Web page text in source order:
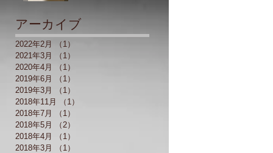
アーカイブ
2022年2月 （1）
2021年3月
（1）
2020年4月
（1）
2019年6月
（1）
2019年3月
（1）
2018年11月
（1）
2018年7月
（1）
2018年5月
（2）
2018年4月
（1）
2018年3月
（1）